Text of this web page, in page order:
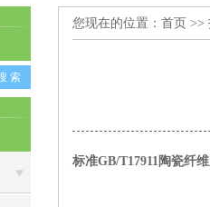
您现在的位置： 首页 >>
标准GB/T17911陶瓷纤